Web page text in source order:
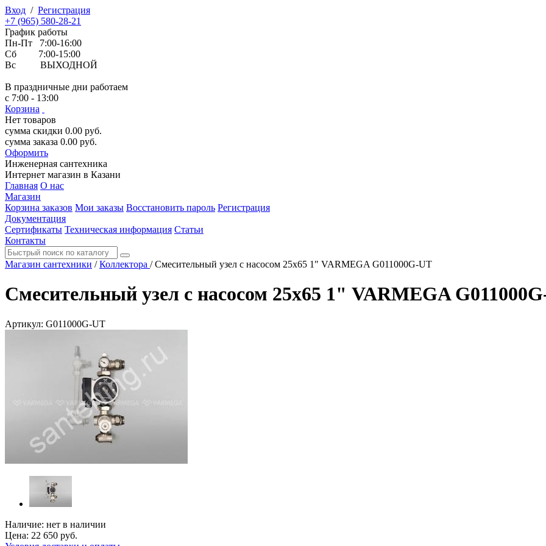
Вход / Регистрация
+7 (965) 580-28-21
График работы
Пн-Пт 7:00-16:00
Сб 7:00-15:00
Вс ВЫХОДНОЙ
В праздничные дни работаем
с 7:00 - 13:00
Корзина
Нет товаров
сумма скидки 0.00 руб.
сумма заказа 0.00 руб.
Оформить
Инженерная сантехника
Интернет магазин в Казани
Главная О нас
Магазин
Корзина заказов Мои заказы Восстановить пароль Регистрация
Документация
Сертификаты Техническая информация Статьи
Контакты
Магазин сантехники / Коллектора / Смесительный узел с насосом 25х65 1" VARMEGA G011000G-UT
Смесительный узел с насосом 25х65 1" VARMEGA
Артикул: G011000G-UT
Наличие: нет в наличии
Цена: 22 650 руб.